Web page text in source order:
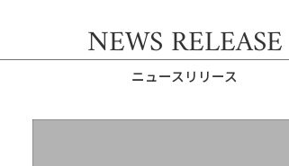
NEWS RELEASE
ニュースリリース